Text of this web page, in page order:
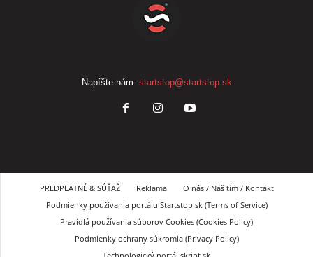
Napíšte nám: startstop@startstop.sk
PREDPLATNÉ & SÚŤAŽ Reklama
O nás / Náš tím / Kontakt
Podmienky používania portálu Startstop.sk (Terms of Service)
Pravidlá používania súborov Cookies (Cookies Policy)
Podmienky ochrany súkromia (Privacy Policy)